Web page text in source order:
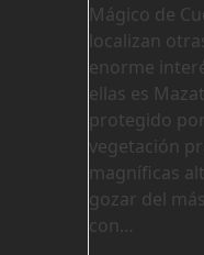
Mágico de
localizan
enorme
ellas es
protegido
vegetación
magníficas
gozar del
con…